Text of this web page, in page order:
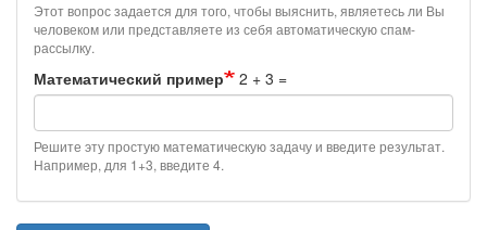
Этот вопрос задается для того, чтобы выяснить, являетесь ли Вы
человеком или представляете из себя автоматическую спам-
рассылку.
Математический пример 2 + 3 =
Решите эту простую математическую задачу и введите результат.
Например, для 1+3, введите 4.